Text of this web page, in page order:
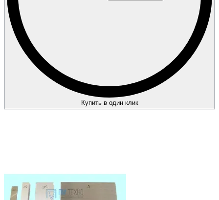
Купить в один клик